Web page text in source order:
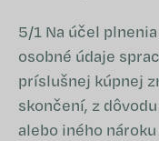
5/1 Na účel
osobné údaje
príslušnej kúpnej
skončení, z
alebo iného